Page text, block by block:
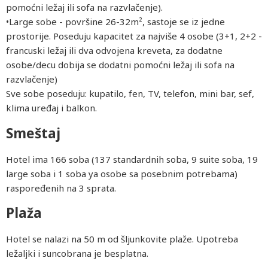
pomoćni ležaj ili sofa na razvlačenje).
•Large sobe - površine 26-32m², sastoje se iz jedne
prostorije. Poseduju kapacitet za najviše 4 osobe (3+1, 2+2 -
francuski ležaj ili dva odvojena kreveta, za dodatne
osobe/decu dobija se dodatni pomoćni ležaj ili sofa na
razvlačenje)
Sve sobe poseduju: kupatilo, fen, TV, telefon, mini bar, sef,
klima uređaj i balkon.
Smeštaj
Hotel ima 166 soba (137 standardnih soba, 9 suite soba, 19
large soba i 1 soba ya osobe sa posebnim potrebama)
raspoređenih na 3 sprata.
Plaža
Hotel se nalazi na 50 m od šljunkovite plaže. Upotreba
ležaljki i suncobrana je besplatna.